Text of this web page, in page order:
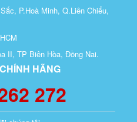
P.Hoà Minh, Q.Liên Chiểu,
II, TP Biên Hòa, Đồng Nai.
HÃNG
272